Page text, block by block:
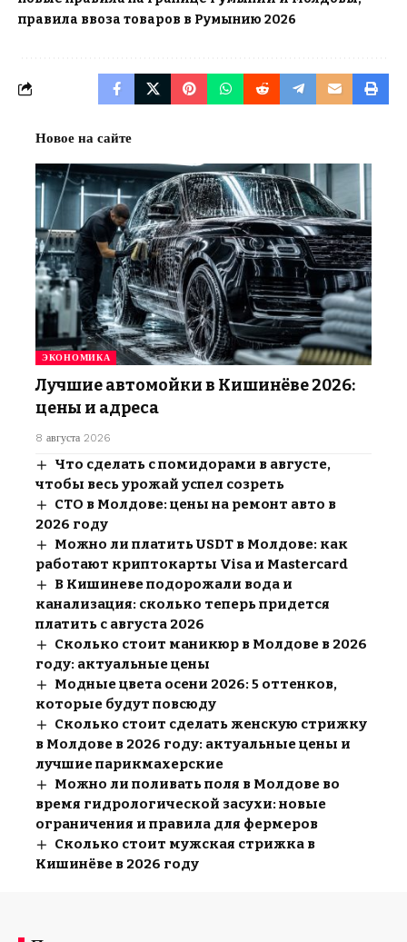
правила ввоза товаров в Румынию 2026
Новое на сайте
ЭКОНОМИКА
Лучшие автомойки в Кишинёве 2026:
цены и адреса
8 августа 2026
Что сделать с помидорами в августе,
чтобы весь урожай успел созреть
СТО в Молдове: цены на ремонт авто в
2026 году
Можно ли платить USDT в Молдове: как
работают криптокарты Visa и Mastercard
В Кишиневе подорожали вода и
канализация: сколько теперь придется
платить с августа 2026
Сколько стоит маникюр в Молдове в 2026
году: актуальные цены
Модные цвета осени 2026: 5 оттенков,
которые будут повсюду
Сколько стоит сделать женскую стрижку
в Молдове в 2026 году: актуальные цены и
лучшие парикмахерские
Можно ли поливать поля в Молдове во
время гидрологической засухи: новые
ограничения и правила для фермеров
Сколько стоит мужская стрижка в
Кишинёве в 2026 году